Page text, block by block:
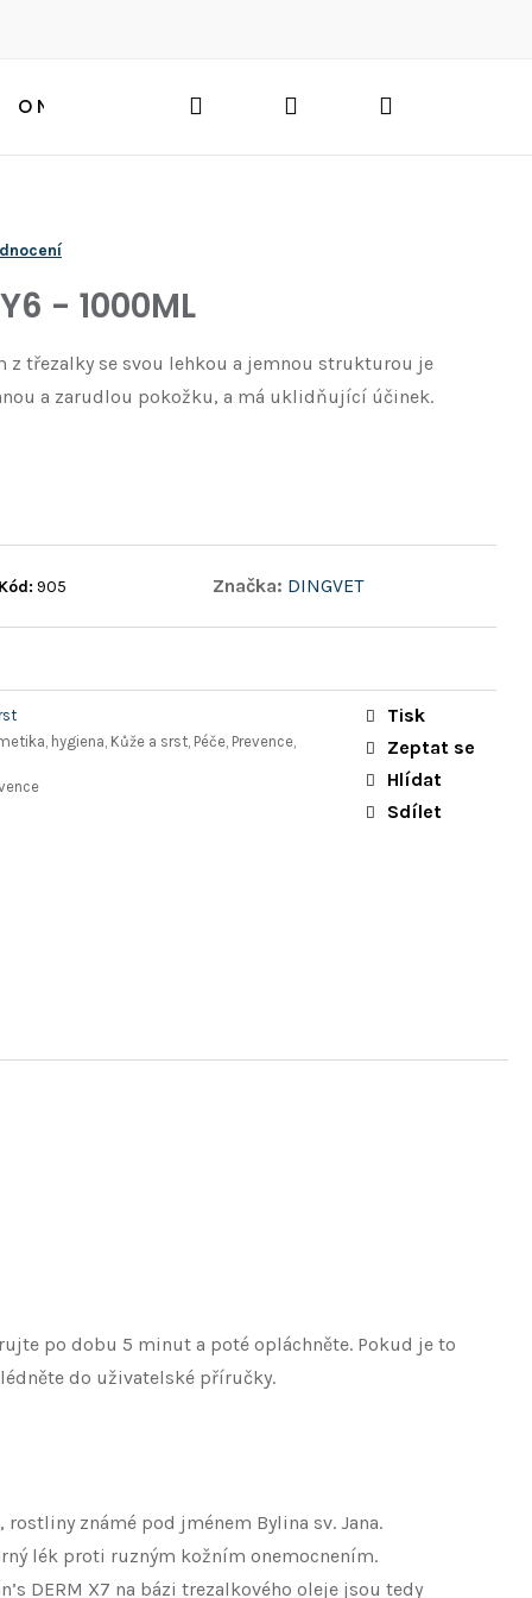
O NÁS Hledat PřihlášeníNákupní
- 1000ML
z třezalky se svou lehkou a jemnou strukturou je
a zarudlou pokožku, a má uklidňující účinek.
Kód: 905 Značka: DINGVET
hygiena, Kůže a srst, Péče, Prevence,
Tisk
Zeptat se
Hlídat
Sdílet
po dobu 5 minut a poté opláchněte. Pokud je to
do uživatelské příručky.
známé pod jménem Bylina sv. Jana.
lék proti ruzným kožním onemocnením.
DERM X7 na bázi trezalkového oleje jsou tedy